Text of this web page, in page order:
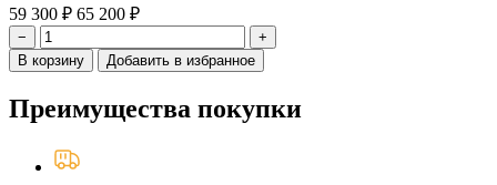
59 300 ₽ 65 200 ₽
−
+
В корзину
Добавить в избранное
Преимущества покупки